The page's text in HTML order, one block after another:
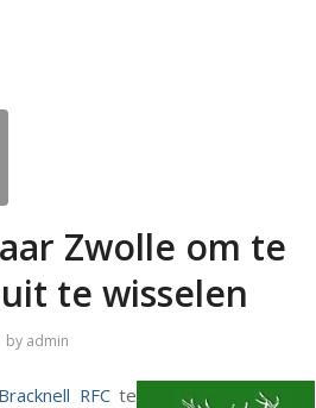
Zwolle om te
te wisselen
by admin
Bracknell RFCte